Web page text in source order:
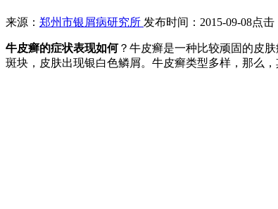
来源： 郑州市银屑病研究所 发布时间：2015-09-08点击
牛皮癣的症状表现如何？牛皮癣是一种比较顽固的皮
斑块，皮肤出现银白色鳞屑。牛皮癣类型多样，那么